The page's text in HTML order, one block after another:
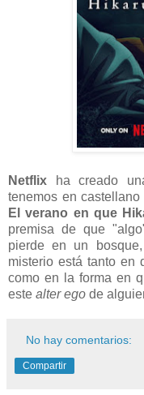
Netflix
ha creado
tenemos en
El verano en que
premisa de que
pierde en un
misterio está tanto en
como en la forma en
este alter ego de
No hay comentarios:
Compartir